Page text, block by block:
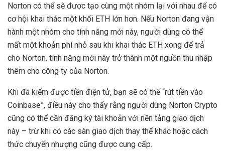
Norton có thể sẽ được tạo cùng một nhóm lại với nhau để có
cơ hội khai thác một khối ETH lớn hơn. Nếu Norton đang vận
hành một nhóm cho tính năng mới này, người dùng có thể
mất một khoản phí nhỏ sau khi khai thác ETH xong để trả
cho Norton, tính năng mới này trở thành một nguồn thu nhập
thêm cho công ty của Norton.
Khi đã kiếm được tiền điện tử, bạn sẽ có thể “rút tiền vào
Coinbase”, điều này cho thấy rằng người dùng Norton Crypto
cũng có thể cần đăng ký tài khoản với nền tảng giao dịch
này – trừ khi có các sàn giao dịch thay thế khác hoặc cách
thức chuyển nhượng cũng được cung cấp.